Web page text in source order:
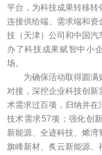
平台，为科技成果转移转
连接供给端、需求端和
技（天津）公司和中国
办了科技成果赋智中小
场。
为确保活动取得圆
对接，深挖企业科技创
术需求过百项，归纳并在
技术需求57项；强化创
新能源、全迹科技、烯湾
旗峰新材、炙云新能源